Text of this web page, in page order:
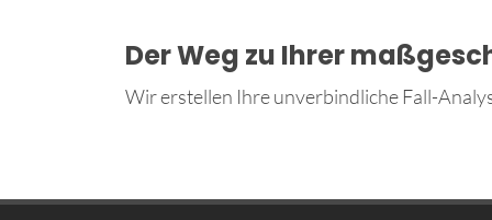
Der Weg zu Ihrer
Wir erstellen Ihre unverbindliche Fall-